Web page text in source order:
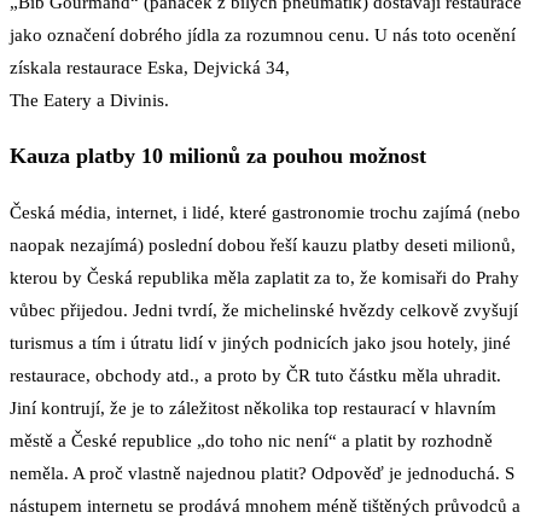
jako označení dobrého jídla za rozumnou cenu. U nás toto ocenění
získala restaurace Eska, Dejvická 34,
The Eatery a Divinis.
Kauza platby 10 milionů za pouhou možnost
Česká média, internet, i lidé, které gastronomie trochu zajímá (nebo
naopak nezajímá) poslední dobou řeší kauzu platby deseti milionů,
kterou by Česká republika měla zaplatit za to, že komisaři do Prahy
vůbec přijedou. Jedni tvrdí, že michelinské hvězdy celkově zvyšují
turismus a tím i útratu lidí v jiných podnicích jako jsou hotely, jiné
restaurace, obchody atd., a proto by ČR tuto částku měla uhradit.
Jiní kontrují, že je to záležitost několika top restaurací v hlavním
městě a České republice „do toho nic není“ a platit by rozhodně
neměla. A proč vlastně najednou platit? Odpověď je jednoduchá. S
nástupem internetu se prodává mnohem méně tištěných průvodců a